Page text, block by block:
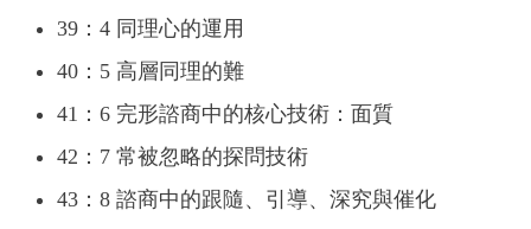
39：4 同理心的運用
40：5 高層同理的難
41：6 完形諮商中的核心技術：面質
42：7 常被忽略的探問技術
43：8 諮商中的跟隨、引導、深究與催化